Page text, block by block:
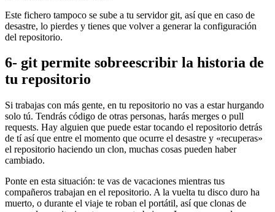
Este fichero tampoco se sube a tu servidor git, así que en caso de
desastre, lo pierdes y tienes que volver a generar la configuración
del repositorio.
6- git permite sobreescribir la historia de
tu repositorio
Si trabajas con más gente, en tu repositorio no vas a estar hurgando
solo tú. Tendrás código de otras personas, harás merges o pull
requests. Hay alguien que puede estar tocando el repositorio detrás
de tí así que entre el momento que ocurre el desastre y «recuperas»
el repositorio haciendo un clon, muchas cosas pueden haber
cambiado.
Ponte en esta situación: te vas de vacaciones mientras tus
compañeros trabajan en el repositorio. A la vuelta tu disco duro ha
muerto, o durante el viaje te roban el portátil, así que clonas de